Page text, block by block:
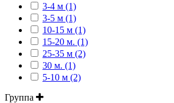
3-4 м (1)
3-5 м (1)
10-15 м (1)
15-20 м. (1)
25-35 м (2)
30 м. (1)
5-10 м (2)
Группа